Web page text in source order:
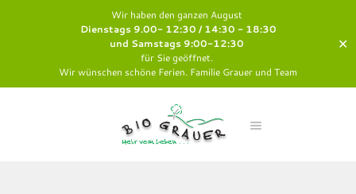
Wir haben den ganzen August
Dienstags 9.00- 12:30 / 14:30 - 18:30
und Samstags 9:00-12:30
für Sie geöffnet.
Wir wünschen schöne Ferien. Familie Grauer und Team
✕